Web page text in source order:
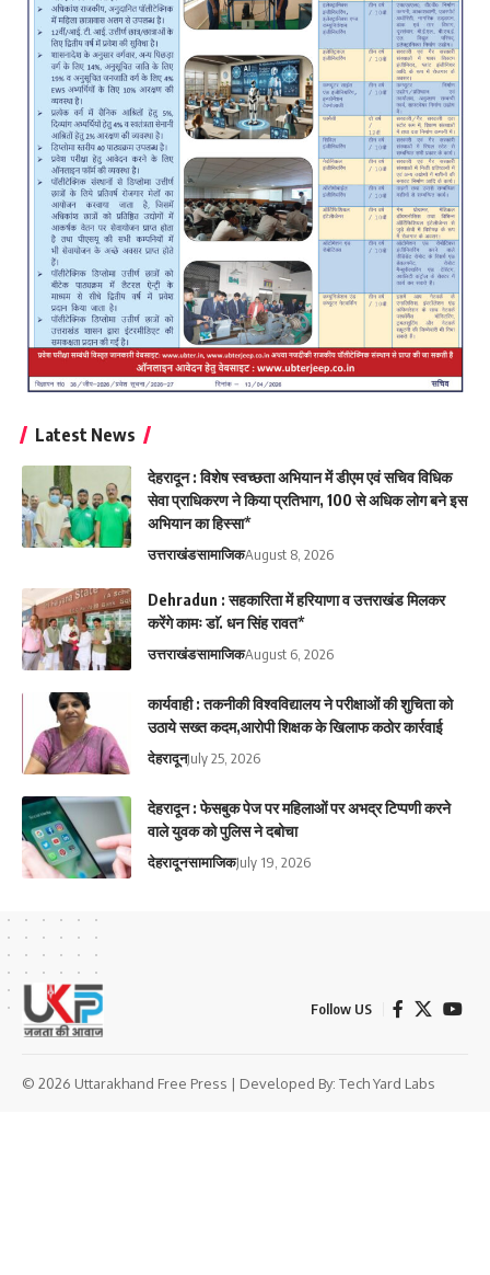
Latest News
देहरादून : विशेष स्वच्छता अभियान में डीएम एवं सचिव विधिक
सेवा प्राधिकरण ने किया प्रतिभाग, 100 से अधिक लोग बने इस
अभियान का हिस्सा*
उत्तराखंडसामाजिकAugust 8, 2026
Dehradun : सहकारिता में हरियाणा व उत्तराखंड मिलकर
करेंगे कामः डाॅ. धन सिंह रावत*
उत्तराखंडसामाजिकAugust 6, 2026
कार्यवाही : तकनीकी विश्वविद्यालय ने परीक्षाओं की शुचिता को
उठाये सख्त कदम,आरोपी शिक्षक के खिलाफ कठोर कार्रवाई
देहरादूनJuly 25, 2026
देहरादून : फेसबुक पेज पर महिलाओं पर अभद्र टिप्पणी करने
वाले युवक को पुलिस ने दबोचा
देहरादूनसामाजिकJuly 19, 2026
Follow US
© 2026 Uttarakhand Free Press | Developed By: Tech Yard Labs